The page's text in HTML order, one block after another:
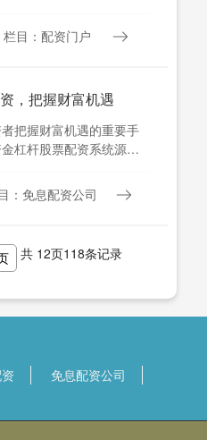
栏目：配资门户
，把握财富机遇
把握财富机遇的重要手
杠杆股票配资系统源
：免息配资公司
共 12页118条记录
免息配资公司